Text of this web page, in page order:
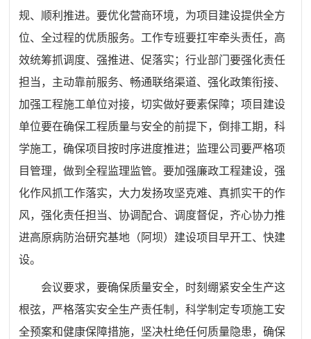
规、顺利推进。要优化营商环境，为项目建设提供全方
位、全过程的优质服务。 工作专班要扛牢牵头责任，高
效统筹抓调度、强推进、促落实；行业部门要强化责任
担当，主动靠前服务、畅通联络渠道、强化政策衔接、
加强工程施工单位对接，切实做好要素保障；项目建设
单位要在确保工程质量与安全的前提下，倒排工期，科
学施工，确保项目按时序进度推进；监理公司要严格项
目管理，做到全程监理监管。要加强廉政工程建设，强
化作风抓工作落实，大力发扬攻坚克难、真抓实干的作
风，强化责任担当、协调配合、调度督促，齐心协力推
进高原病防治研究基地（阿坝）建设项目早开工、快建
设。
会议要求，要确保质量安全，时刻绷紧安全生产这
根弦，严格落实安全生产责任制，科学制定专项施工安
全预案和健康保障措施，坚决杜绝任何质量隐患，确保